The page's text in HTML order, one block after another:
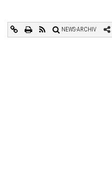
NEWS-ARCHIV